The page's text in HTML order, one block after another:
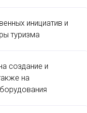
инициатив и
туризма
создание и
на